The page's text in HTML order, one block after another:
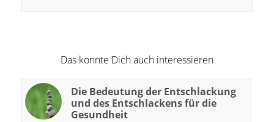
Das könnte Dich auch interessieren
Die Bedeutung der Entschlackung
und des Entschlackens für die
Gesundheit